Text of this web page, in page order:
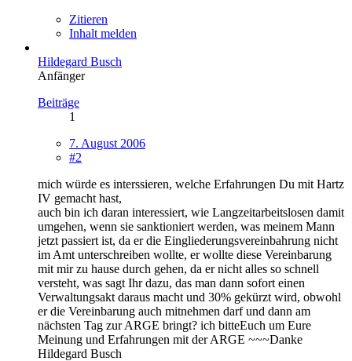
Zitieren
Inhalt melden
Hildegard Busch
Anfänger
Beiträge
1
7. August 2006
#2
mich würde es interssieren, welche Erfahrungen Du mit Hartz
IV gemacht hast,
auch bin ich daran interessiert, wie Langzeitarbeitslosen damit
umgehen, wenn sie sanktioniert werden, was meinem Mann
jetzt passiert ist, da er die Eingliederungsvereinbahrung nicht
im Amt unterschreiben wollte, er wollte diese Vereinbarung
mit mir zu hause durch gehen, da er nicht alles so schnell
versteht, was sagt Ihr dazu, das man dann sofort einen
Verwaltungsakt daraus macht und 30% gekürzt wird, obwohl
er die Vereinbarung auch mitnehmen darf und dann am
nächsten Tag zur ARGE bringt? ich bitteEuch um Eure
Meinung und Erfahrungen mit der ARGE ~~~Danke
Hildegard Busch